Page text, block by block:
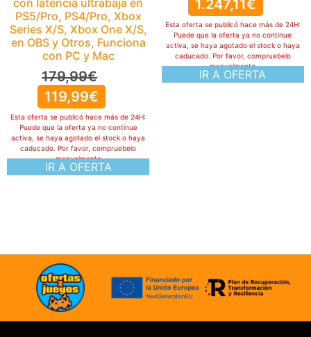
con latencia ultrabaja en
PS5/Pro, PS4/Pro, Xbox
Series X/S, Xbox One X/S,
en OBS y Otros, Funciona
con PC y Mac
179,99€
119,99€
IR A OFERTA
Esta oferta se publicó hace más de 24H:
Puede que la oferta ya no continue
activa, se haya agotado el stock o haya
caducado. Por favor, compruebelo
manualmente
1.247,11€
IR A OFERTA
Esta oferta se publicó hace más de 24H:
Puede que la oferta ya no continue
activa, se haya agotado el stock o haya
caducado. Por favor, compruebelo
manualmente